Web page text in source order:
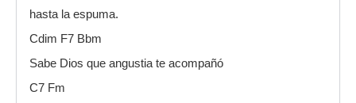
hasta la espuma.
Cdim F7 Bbm
Sabe Dios que angustia te acompañó
C7 Fm